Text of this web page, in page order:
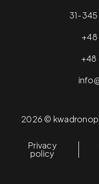
31-
+48
+48
2026 ©
Privacy
policy